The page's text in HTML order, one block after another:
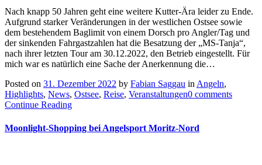
Nach knapp 50 Jahren geht eine weitere Kutter-Ära leider zu Ende.
Aufgrund starker Veränderungen in der westlichen Ostsee sowie
dem bestehendem Baglimit von einem Dorsch pro Angler/Tag und
der sinkenden Fahrgastzahlen hat die Besatzung der „MS-Tanja“,
nach ihrer letzten Tour am 30.12.2022, den Betrieb eingestellt. Für
mich war es natürlich eine Sache der Anerkennung die…
Posted on 31. Dezember 2022 by Fabian Saggau inAngeln,
Highlights, News, Ostsee, Reise, Veranstaltungen0 comments
Continue Reading
Moonlight-Shopping bei Angelsport Moritz-Nord